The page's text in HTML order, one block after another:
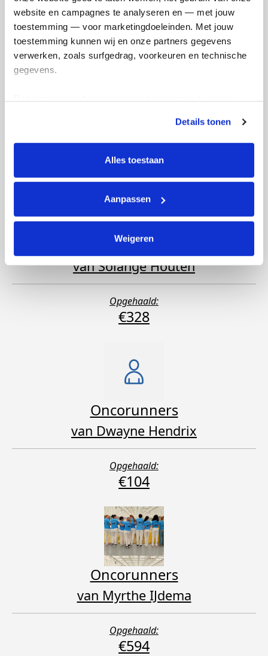
website en campagnes te analyseren en — met jouw
toestemming — voor marketingdoeleinden. Met jouw
toestemming kunnen wij en onze partners gegevens
verwerken, zoals surfgedrag, voorkeuren en technische
gegevens.
tonen. Je kunt je toestemming op elk moment wijzigen of
intrekken via Cookie instellingen onderaan de pagina. De
lijst met cookies is te vinden in het tabblad “details”.
Details tonen
Alles toestaan
Aanpassen
Weigeren
van Ischa Acampo
€31
Oncorunners
van Solange Houten
Opgehaald:
€328
Oncorunners
van Dwayne Hendrix
Opgehaald:
€104
Oncorunners
van Myrthe IJdema
Opgehaald:
€594